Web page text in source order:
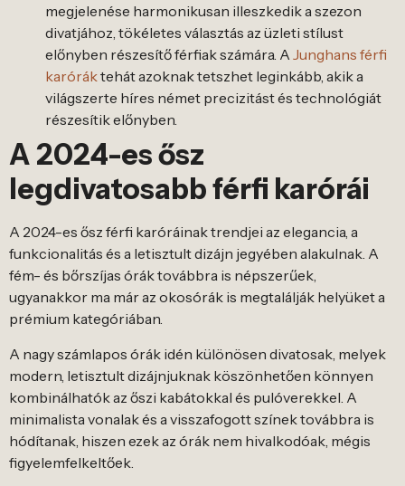
megjelenése harmonikusan illeszkedik a szezon
divatjához, tökéletes választás az üzleti stílust
előnyben részesítő férfiak számára. A Junghans férfi
karóráktehát azoknak tetszhet leginkább, akik a
világszerte híres német precizitást és technológiát
részesítik előnyben.
A 2024-es ősz
legdivatosabb férfi karórái
A 2024-es ősz férfi karóráinak trendjei az elegancia, a
funkcionalitás és a letisztult dizájn jegyében alakulnak. A
fém- és bőrszíjas órák továbbra is népszerűek,
ugyanakkor ma már az okosórák is megtalálják helyüket a
prémium kategóriában.
A nagy számlapos órák idén különösen divatosak, melyek
modern, letisztult dizájnjuknak köszönhetően könnyen
kombinálhatók az őszi kabátokkal és pulóverekkel. A
minimalista vonalak és a visszafogott színek továbbra is
hódítanak, hiszen ezek az órák nem hivalkodóak, mégis
figyelemfelkeltőek.